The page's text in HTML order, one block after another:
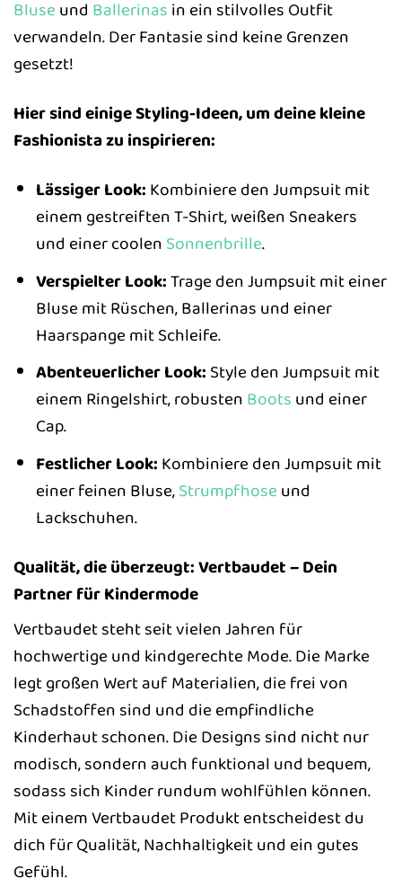
Bluse und Ballerinas in ein stilvolles Outfit
verwandeln. Der Fantasie sind keine Grenzen
gesetzt!
Hier sind einige Styling-Ideen, um deine kleine
Fashionista zu inspirieren:
Lässiger Look: Kombiniere den Jumpsuit mit
einem gestreiften T-Shirt, weißen Sneakers
und einer coolen Sonnenbrille.
Verspielter Look:Trage den Jumpsuit mit einer
Bluse mit Rüschen, Ballerinas und einer
Haarspange mit Schleife.
Abenteuerlicher Look: Style den Jumpsuit mit
einem Ringelshirt, robusten Boots und einer
Cap.
Festlicher Look: Kombiniere den Jumpsuit mit
einer feinen Bluse,Strumpfhose und
Lackschuhen.
Qualität, die überzeugt: Vertbaudet – Dein
Partner für Kindermode
Vertbaudet steht seit vielen Jahren für
hochwertige und kindgerechte Mode. Die Marke
legt großen Wert auf Materialien, die frei von
Schadstoffen sind und die empfindliche
Kinderhaut schonen. Die Designs sind nicht nur
modisch, sondern auch funktional und bequem,
sodass sich Kinder rundum wohlfühlen können.
Mit einem Vertbaudet Produkt entscheidest du
dich für Qualität, Nachhaltigkeit und ein gutes
Gefühl.